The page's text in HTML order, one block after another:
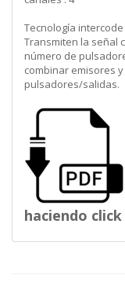
Tecnología
Transmiten la señal
número de
combinar emisores
pulsadores/salidas.
haciendo